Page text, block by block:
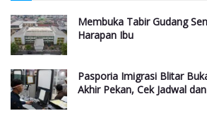
Membuka Tabir Gudang
Harapan Ibu
Pasporia Imigrasi Blitar
Akhir Pekan, Cek Jadwal